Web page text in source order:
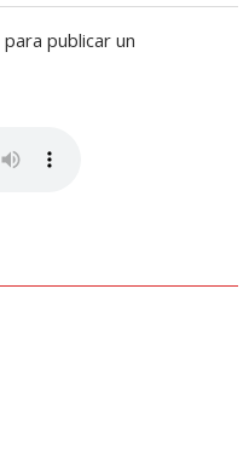
para publicar un